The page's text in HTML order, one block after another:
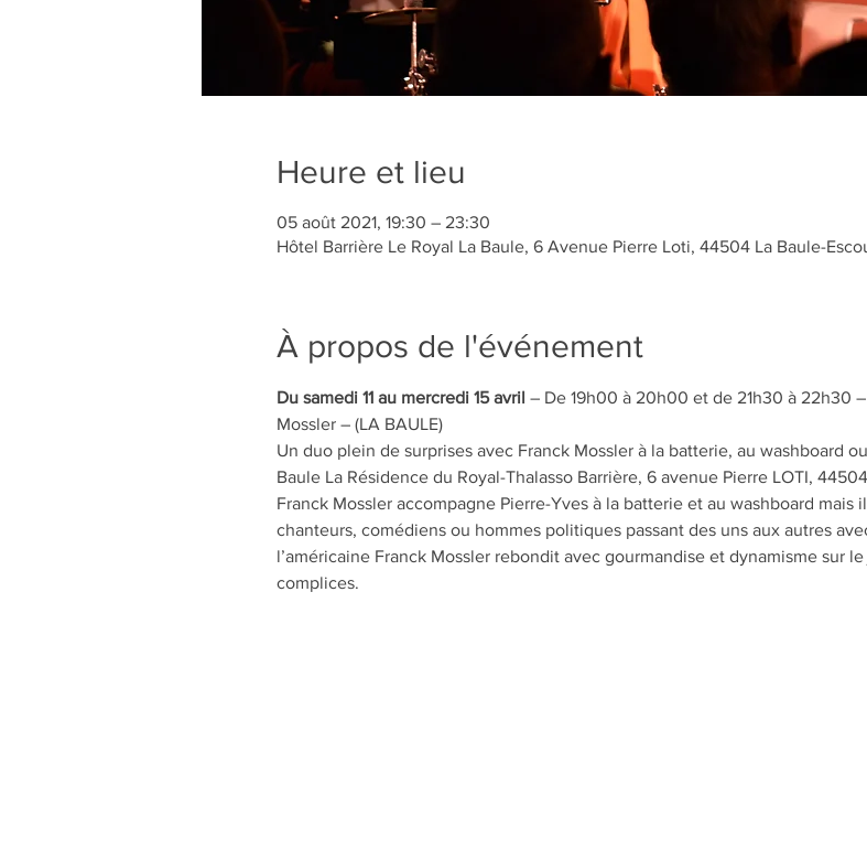
Heure et lieu
05 août 2021, 19:30 – 23:30
Hôtel Barrière Le Royal La Baule, 6 Avenue Pierre Loti, 44504 La Baule-
À propos de l'événement
Du samedi 11 au mercredi 15 avril – De 19h00 à 20h00 et de 21h30 à 22h30
Mossler – (LA BAULE)
Un duo plein de surprises avec Franck Mossler à la batterie, au washboard
Baule La Résidence du Royal-Thalasso Barrière, 6 avenue Pierre LOTI,
Franck Mossler accompagne Pierre-Yves à la batterie et au washboard mais
chanteurs, comédiens ou hommes politiques passant des uns aux autres
l’américaine Franck Mossler rebondit avec gourmandise et dynamisme sur
complices.